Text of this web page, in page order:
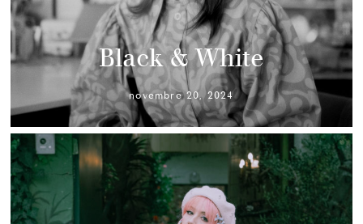
Black & White
novembre 20, 2024